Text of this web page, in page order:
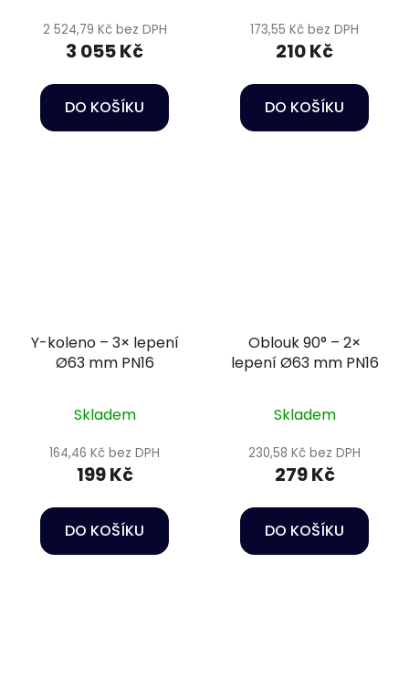
2 524,79 Kč bez DPH
3 055 Kč
DO KOŠÍKU
173,55 Kč bez DPH
210 Kč
DO KOŠÍKU
Y-koleno – 3× lepení
Ø63 mm PN16
Skladem
164,46 Kč bez DPH
199 Kč
DO KOŠÍKU
Oblouk 90° – 2×
lepení Ø63 mm PN16
Skladem
230,58 Kč bez DPH
279 Kč
DO KOŠÍKU